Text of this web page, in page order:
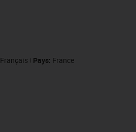
Français Pays: France